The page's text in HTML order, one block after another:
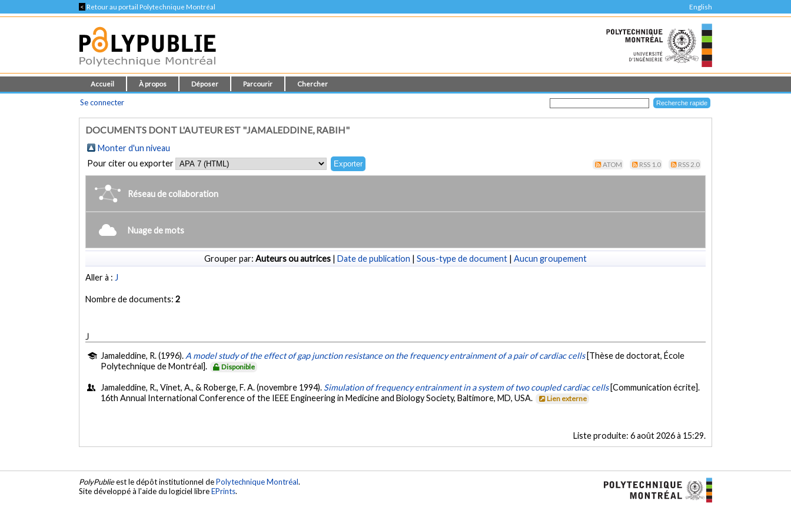
< Retour au portail Polytechnique Montréal English
Accueil À propos Déposer Parcourir Chercher
Se connecter
DOCUMENTS DONT L'AUTEUR EST "JAMALEDDINE, RABIH"
Monter d'un niveau
Pour citer ou exporter
ATOM RSS 1.0 RSS 2.0
Réseau de collaboration
Nuage de mots
Grouper par: Auteurs ou autrices | Date de publication | Sous-type de document | Aucun groupement
Aller à : J
Nombre de documents:2
J
Jamaleddine, R. (1996). A model study of the effect of gap junction resistance on the frequency entrainment of a pair of cardiac cells [Thèse de doctorat, École
Polytechnique de Montréal].
Disponible
Jamaleddine, R., Vinet, A., & Roberge, F. A. (novembre 1994). Simulation of frequency entrainment in a system of two coupled cardiac cells [Communication écrite].
16th Annual International Conference of the IEEE Engineering in Medicine and Biology Society, Baltimore, MD, USA.
Lien externe
Liste produite: 6 août 2026 à 15:29.
PolyPublieest le dépôt institutionnel dePolytechnique Montréal.
Site développé à l'aide du logiciel libreEPrints.